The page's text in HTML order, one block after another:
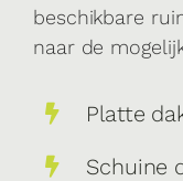
beschikbare
naar de
Platte
Schuine